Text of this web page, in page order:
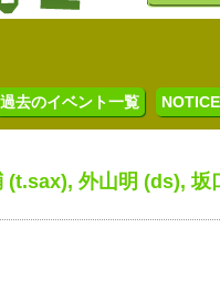
過去のイベント一覧
(t.sax), 外山明 (ds),